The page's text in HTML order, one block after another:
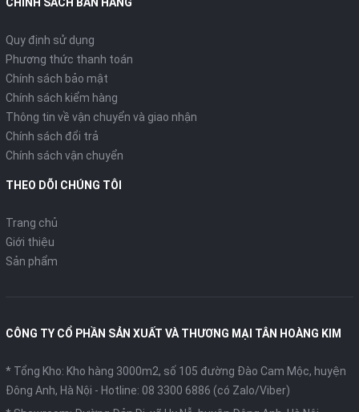
CHÍNH SÁCH BÁN HÀNG
Quy định sử dụng
Phương thức thanh toán
Chính sách bảo mật
Chính sách kiểm hàng
Thông tin về vận chuyển và giao nhận
Chính sách đổi trả
Chính sách vận chuyển
THEO DÕI CHÚNG TÔI
Trang chủ
Giới thiệu
Sản phẩm
CÔNG TY CỔ PHẦN SẢN XUẤT VÀ THƯƠNG MẠI TÂN HOÀNG KIM
* Tổng Kho: Kho hàng 3000m2, số 105 đường Đào Cam Mộc, huyện
Đông Anh, Hà Nội - Hotline: 08 3300 6886 (có Zalo/Viber)